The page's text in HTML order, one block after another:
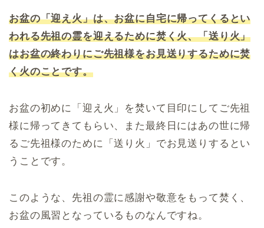
お盆の「迎え火」は、お盆に自宅に帰ってくるとい
われる先祖の霊を迎えるために焚く火、「送り火」
はお盆の終わりにご先祖様をお見送りするために焚
く火のことです。
お盆の初めに「迎え火」を焚いて目印にしてご先祖
様に帰ってきてもらい、また最終日にはあの世に帰
るご先祖様のために「送り火」でお見送りするとい
うことです。
このような、先祖の霊に感謝や敬意をもって焚く、
お盆の風習となっているものなんですね。